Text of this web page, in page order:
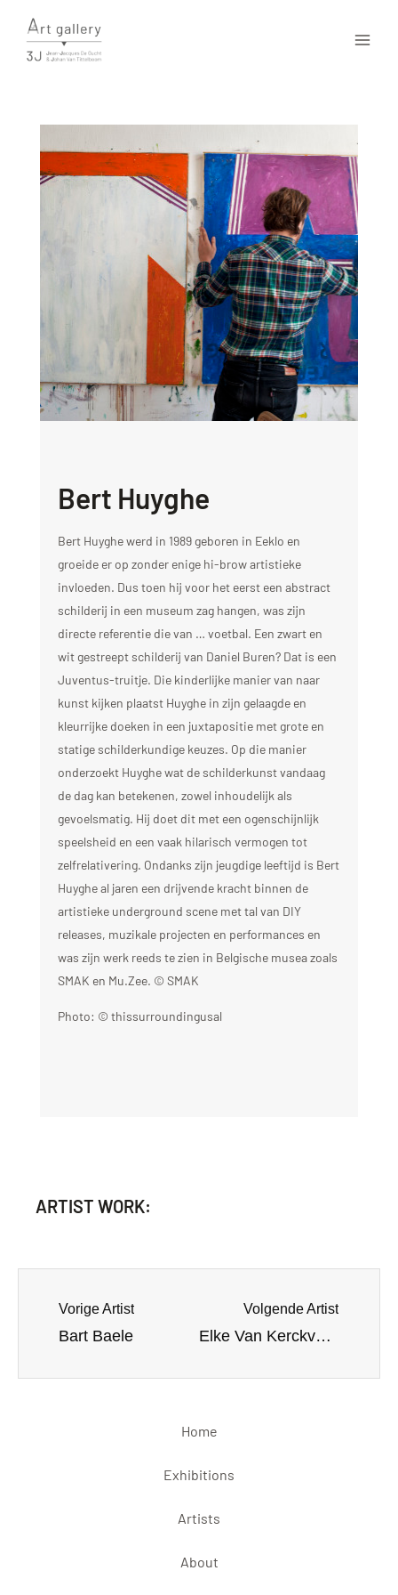
Bert Huyghe
Bert Huyghe werd in 1989 geboren in Eeklo en
groeide er op zonder enige hi-brow artistieke
invloeden. Dus toen hij voor het eerst een abstract
schilderij in een museum zag hangen, was zijn
directe referentie die van … voetbal. Een zwart en
wit gestreept schilderij van Daniel Buren? Dat is een
Juventus-truitje. Die kinderlijke manier van naar
kunst kijken plaatst Huyghe in zijn gelaagde en
kleurrijke doeken in een juxtapositie met grote en
statige schilderkundige keuzes. Op die manier
onderzoekt Huyghe wat de schilderkunst vandaag
de dag kan betekenen, zowel inhoudelijk als
gevoelsmatig. Hij doet dit met een ogenschijnlijk
speelsheid en een vaak hilarisch vermogen tot
zelfrelativering. Ondanks zijn jeugdige leeftijd is Bert
Huyghe al jaren een drijvende kracht binnen de
artistieke underground scene met tal van DIY
releases, muzikale projecten en performances en
was zijn werk reeds te zien in Belgische musea zoals
SMAK en Mu.Zee. © SMAK
Photo: © thissurroundingusal
ARTIST WORK:
Vorige Artist
Bart Baele
Volgende Artist
Elke Van Kerckvoorde
Home
Exhibitions
Artists
About